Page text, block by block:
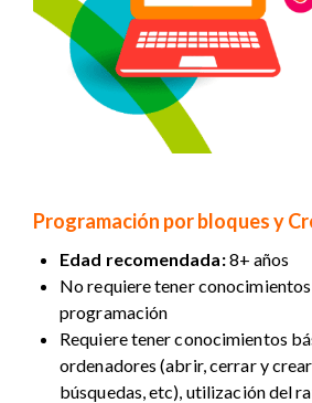
Programación por bloques y
Edad recomendada:8+ años
No requiere tener
programación
Requiere tener conocimientos
ordenadores (abrir, cerrar y
búsquedas, etc), utilización del